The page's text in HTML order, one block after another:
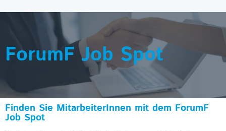
ForumF Job Spot
Finden Sie MitarbeiterInnen mit dem ForumF
Job Spot